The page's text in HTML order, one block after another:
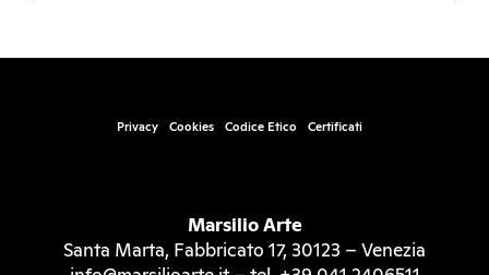
Privacy Cookies Codice Etico Certificati
Marsilio Arte
Santa Marta, Fabbricato 17, 30123 – Venezia